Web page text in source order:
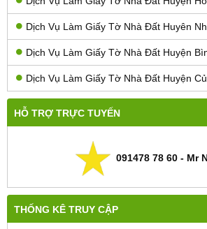
Dịch Vụ Làm Giấy Tờ Nhà Đất Huyên
Dịch Vụ Làm Giấy Tờ Nhà Đất Huyện
Dịch Vụ Làm Giấy Tờ Nhà Đất Huyện
HỖ TRỢ TRỰC TUYẾN
091478 78 60 - Mr
THỐNG KÊ TRUY CẬP